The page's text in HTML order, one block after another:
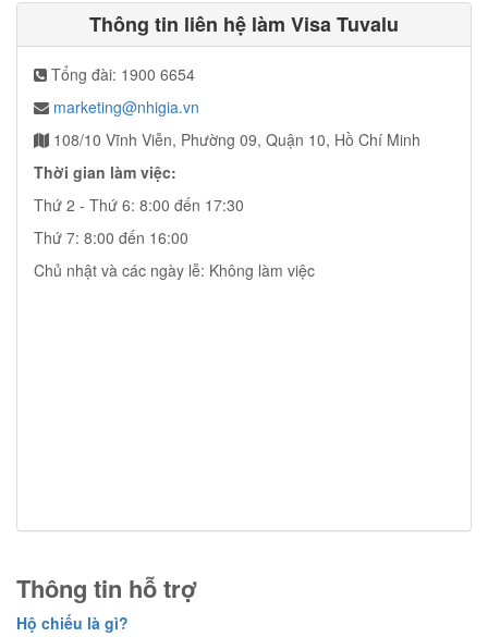
Thông tin liên hệ làm Visa Tuvalu
Tổng đài: 1900 6654
marketing@nhigia.vn
108/10 Vĩnh Viễn, Phường 09, Quận 10, Hồ Chí Minh
Thời gian làm việc:
Thứ 2 - Thứ 6: 8:00 đến 17:30
Thứ 7: 8:00 đến 16:00
Chủ nhật và các ngày lễ: Không làm việc
Thông tin hỗ trợ
Hộ chiếu là gì?